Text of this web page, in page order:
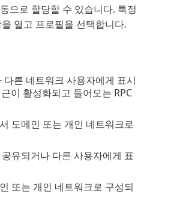
으로 할당할 수 있습니다. 특정
열고 프로필을 선택합니다.
른 네트워크 사용자에게 표시
이 활성화되고 들어오는 RPC
도메인 또는 개인 네트워크로
유되거나 다른 사용자에게 표
또는 개인 네트워크로 구성되